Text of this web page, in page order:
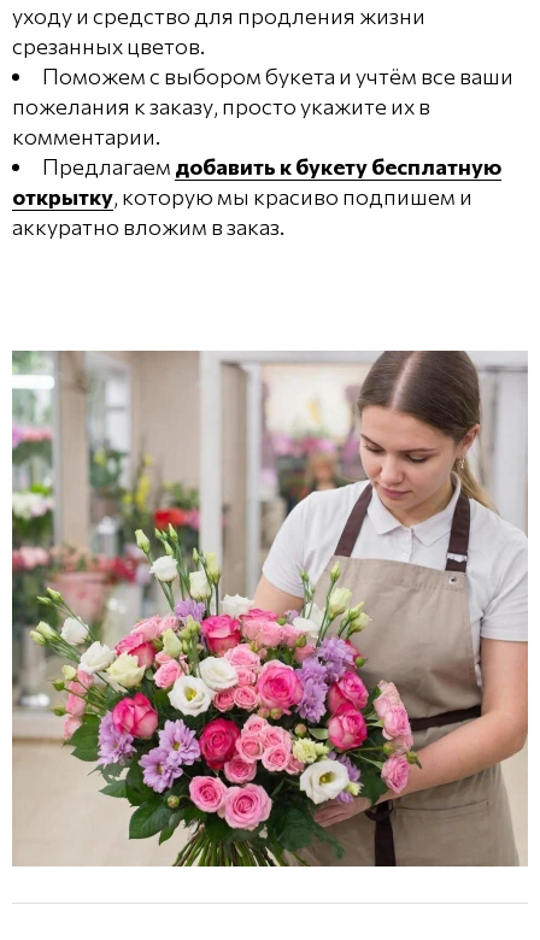
уходу и средство для продления жизни
срезанных цветов.
Поможем с выбором букета и учтём все ваши
пожелания к заказу, просто укажите их в
комментарии.
Предлагаем добавить к букету бесплатную
открытку, которую мы красиво подпишем и
аккуратно вложим в заказ.